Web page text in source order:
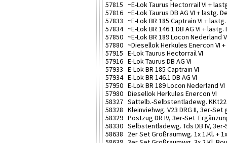
57815 ~E-Lok Taurus Hectorrail VI +
57816 ~E-Lok Taurus DB AG VI + lastg.
57833 ~E-Lok BR 185 Captrain VI +
57834 ~E-Lok BR 146.1 DB AG VI + lastg.
57850 ~E-Lok BR 189 Locon Nederland
57880 ~Diesellok Herkules Enercon VI
57915 E-Lok Taurus Hectorrail VI
57916 E-Lok Taurus DB AG VI
57933 E-Lok BR 185 Captrain VI
57934 E-Lok BR 146.1 DB AG VI
57950 E-Lok BR 189 Locon Nederland VI
57980 Diesellok Herkules Enercon VI
58327 Sattelb.-Selbstentladewg.
58328 Kleinviehwg. V23 DRG II, 3er-
58329 Postzug DR IV, 3er-Set
58330 Selbstentladewg. Tds DB IV,
58638 2er Set Großraumwg. 1x 1.Kl. +